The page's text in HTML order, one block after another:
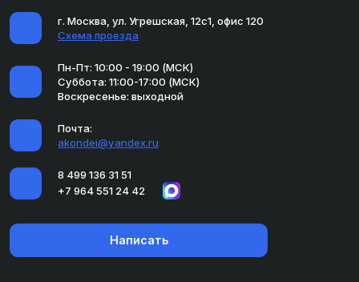
г. Москва, ул. Угрешская, 12с1, офис 120
Схема проезда
Пн-Пт: 10:00 - 19:00 (МСК)
Суббота: 11:00-17:00 (МСК)
Воскресенье: выходной
Почта:
akondei@yandex.ru
8 499 136 31 51
+7 964 551 24 42
Написать